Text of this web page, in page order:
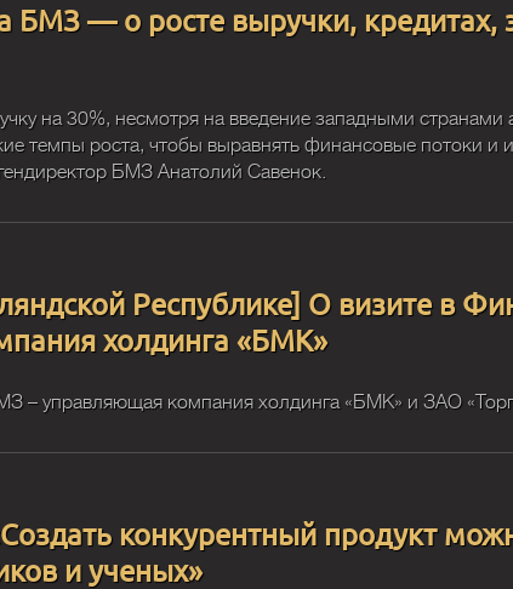
— о росте выручки, кредитах,
на 30%, несмотря на введение западными
темпы роста, чтобы выравнять финансовые потоки
БМЗ Анатолий Савенок.
Республике] О визите в
холдинга «БМК»
– управляющая компания холдинга «БМК» и ЗАО
конкурентный продукт
и ученых»